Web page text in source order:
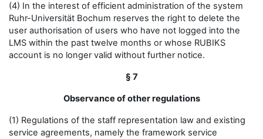
(4) In the interest of efficient administration of the system
Ruhr-Universität Bochum reserves the right to delete the
user authorisation of users who have not logged into the
LMS within the past twelve months or whose RUBIKS
account is no longer valid without further notice.
§ 7
Observance of other regulations
(1) Regulations of the staff representation law and existing
service agreements, namely the framework service